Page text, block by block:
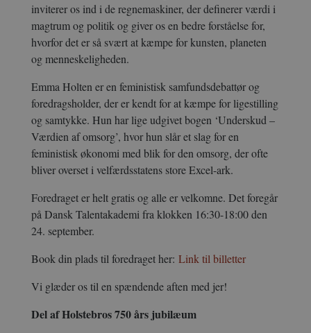
inviterer os ind i de regnemaskiner, der definerer værdi i
magtrum og politik og giver os en bedre forståelse for,
hvorfor det er så svært at kæmpe for kunsten, planeten
og menneskeligheden.
Emma Holten er en feministisk samfundsdebattør og
foredragsholder, der er kendt for at kæmpe for ligestilling
og samtykke. Hun har lige udgivet bogen ‘Underskud –
Værdien af omsorg’, hvor hun slår et slag for en
feministisk økonomi med blik for den omsorg, der ofte
bliver overset i velfærdsstatens store Excel-ark.
Foredraget er helt gratis og alle er velkomne. Det foregår
på Dansk Talentakademi fra klokken 16:30-18:00 den
24. september.
Book din plads til foredraget her: Link til billetter
Vi glæder os til en spændende aften med jer!
Del af Holstebros 750 års jubilæum